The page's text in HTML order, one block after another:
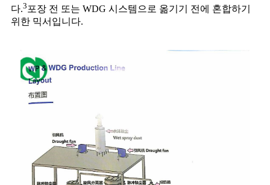
다.3 포장 전 또는 WDG 시스템으로 옮기기 전에 혼합하기
위한 믹서입니다.